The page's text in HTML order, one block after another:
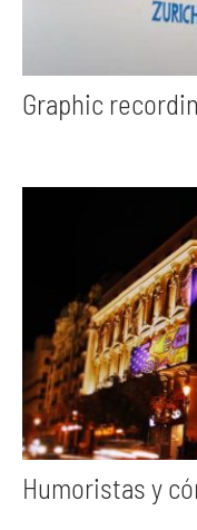
Graphic
Humoristas y